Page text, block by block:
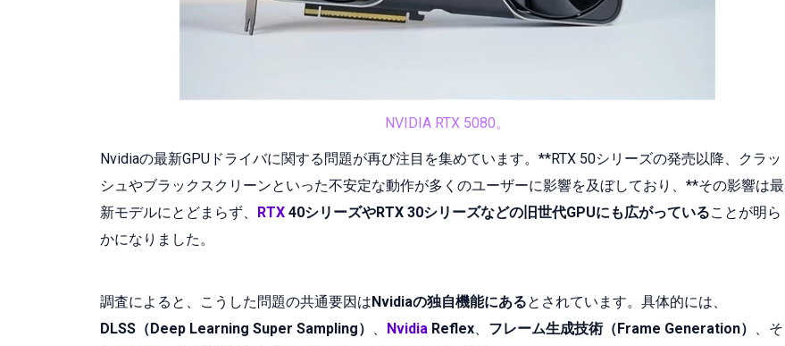
NVIDIA RTX 5080。
Nvidiaの最新GPUドライバに関する問題が再び注目を集めています。**RTX 50シリーズの発売以降、クラッ
シュやブラックスクリーンといった不安定な動作が多くのユーザーに影響を及ぼしており、**その影響は最
新モデルにとどまらず、 RTX 40シリーズやRTX 30シリーズなどの旧世代GPUにも広がっていることが明ら
かになりました。
調査によると、こうした問題の共通要因はNvidiaの独自機能にあるとされています。具体的には、
DLSS（Deep Learning Super Sampling） 、 Nvidia Reflex、 フレーム生成技術（Frame Generation） 、そ